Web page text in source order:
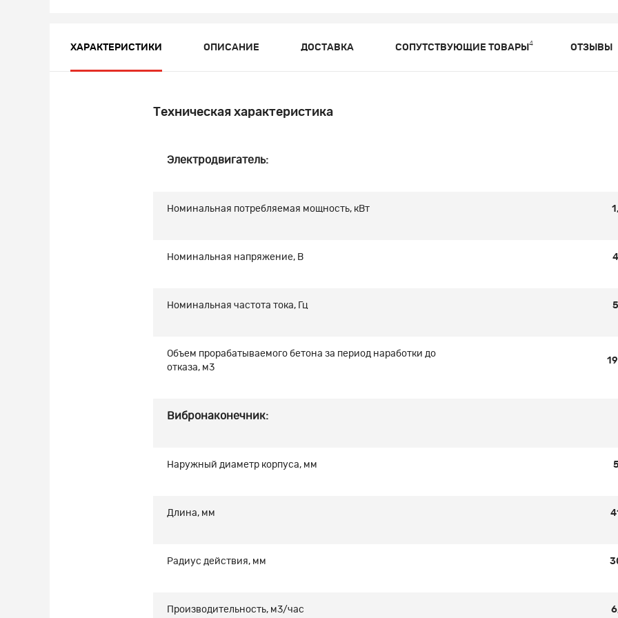
ХАРАКТЕРИСТИКИ ОПИСАНИЕ ДОСТАВКА СОПУТСТВУЮЩИЕ ТОВАРЫ 4 ОТЗЫВЫ
Техническая характеристика
Электродвигатель:
Номинальная потребляемая мощность, кВт
Номинальная напряжение, В
Номинальная частота тока, Гц
Объем прорабатываемого бетона за период наработки до
отказа, м3
Вибронаконечник:
Наружный диаметр корпуса, мм
Длина, мм
Радиус действия, мм
Производительность, м3/час